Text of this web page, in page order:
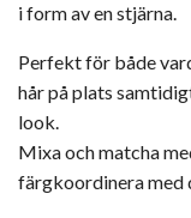
i form av en stjärna.
Perfekt för både
hår på plats
look.
Mixa och matcha
färgkoordinera med